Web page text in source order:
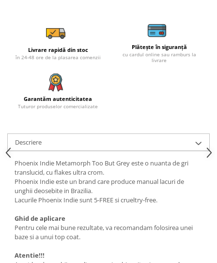
Livrare rapidă din stoc
în 24-48 ore de la plasarea comenzii
Plătește în siguranță
cu cardul online sau ramburs la
livrare
Garantăm autenticitatea
Tuturor produselor comercializate
Descriere
Phoenix Indie Metamorph Too But Grey este o nuanta de gri
translucid, cu flakes ultra crom.
Phoenix Indie este un brand care produce manual lacuri de
unghii deosebite in Brazilia.
Lacurile Phoenix Indie sunt 5-FREE si crueltry-free.
Ghid de aplicare
Pentru cele mai bune rezultate, va recomandam folosirea unei
baze si a unui top coat.
Atentie!!!